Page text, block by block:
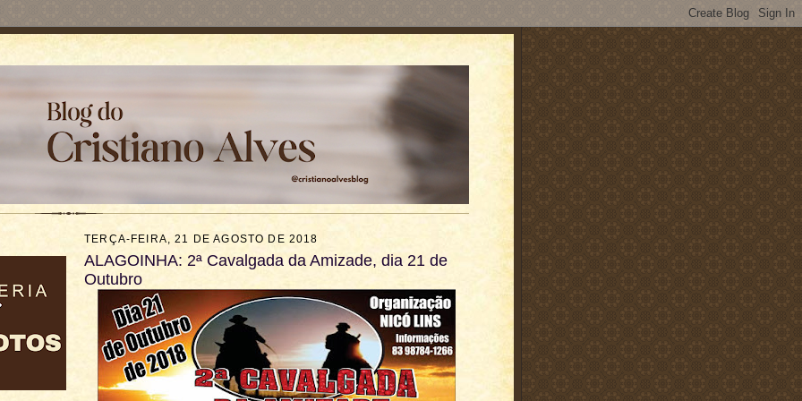
TERÇA-FEIRA, 21 DE AGOSTO DE 2018
ALAGOINHA: 2ª Cavalgada da Amizade, dia 21 de
Outubro